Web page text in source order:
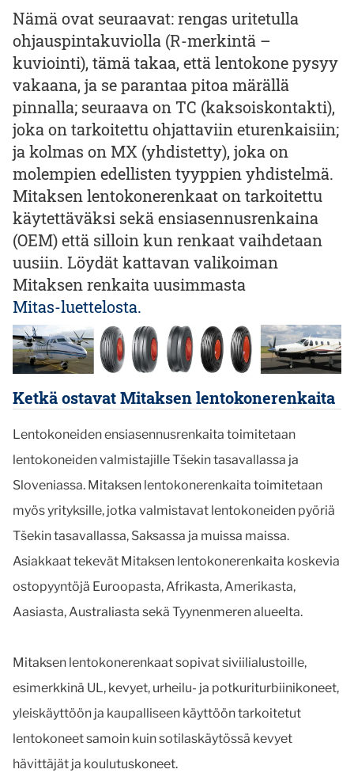
Nämä ovat seuraavat: rengas uritetulla
ohjauspintakuviolla (R-merkintä –
kuviointi), tämä takaa, että lentokone pysyy
vakaana, ja se parantaa pitoa märällä
pinnalla; seuraava on TC (kaksoiskontakti),
joka on tarkoitettu ohjattaviin eturenkaisiin;
ja kolmas on MX (yhdistetty), joka on
molempien edellisten tyyppien yhdistelmä.
Mitaksen lentokonerenkaat on tarkoitettu
käytettäväksi sekä ensiasennusrenkaina
(OEM) että silloin kun renkaat vaihdetaan
uusiin. Löydät kattavan valikoiman
Mitaksen renkaita uusimmasta
Mitas-luettelosta.
Ketkä ostavat Mitaksen lentokonerenkaita
Lentokoneiden ensiasennusrenkaita toimitetaan
lentokoneiden valmistajille Tšekin tasavallassa ja
Sloveniassa. Mitaksen lentokonerenkaita toimitetaan
myös yrityksille, jotka valmistavat lentokoneiden pyöriä
Tšekin tasavallassa, Saksassa ja muissa maissa.
Asiakkaat tekevät Mitaksen lentokonerenkaita koskevia
ostopyyntöjä Euroopasta, Afrikasta, Amerikasta,
Aasiasta, Australiasta sekä Tyynenmeren alueelta.
Mitaksen lentokonerenkaat sopivat siviilialustoille,
esimerkkinä UL, kevyet, urheilu- ja potkuriturbiinikoneet,
yleiskäyttöön ja kaupalliseen käyttöön tarkoitetut
lentokoneet samoin kuin sotilaskäytössä kevyet
hävittäjät ja koulutuskoneet.